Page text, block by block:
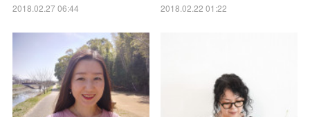
2018.02.27 06:44 2018.02.22 01:22